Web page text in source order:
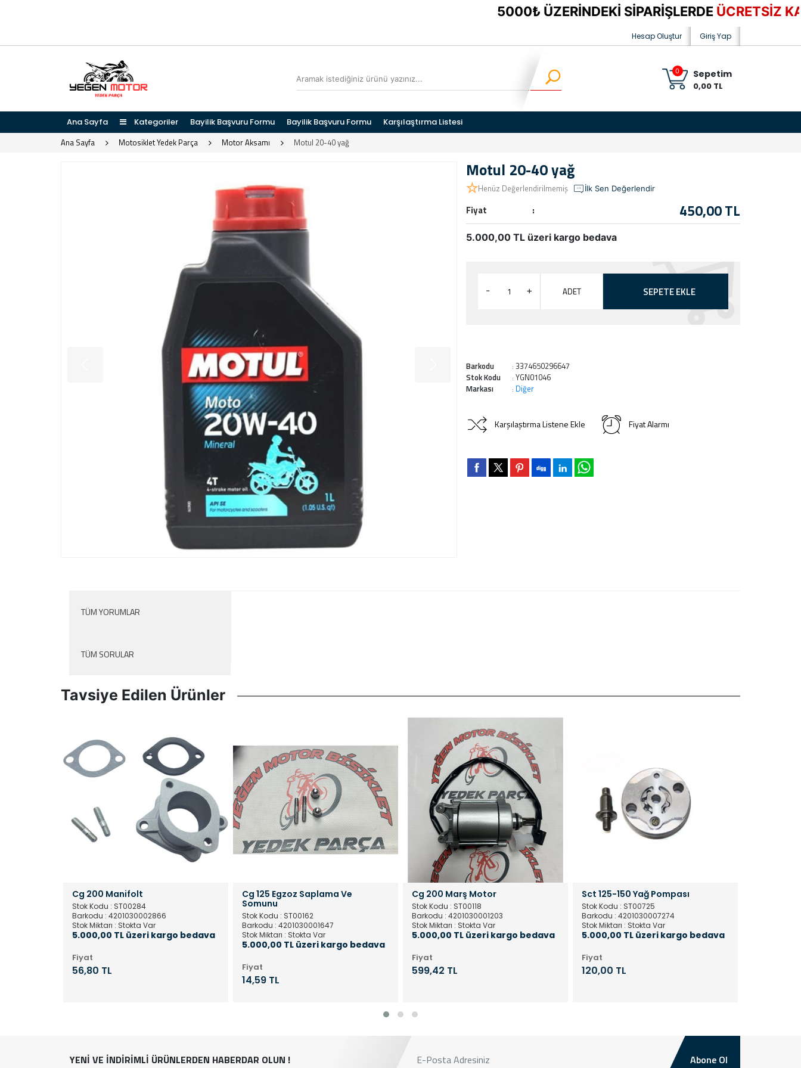
5000₺ ÜZERİNDEKİ SİPARİŞLERDEÜCRETSİZ
Giriş Yap
Hesap Oluştur
0 Sepetim
0,00 TL
Ana Sayfa Kategoriler Bayilik Başvuru Formu Bayilik Başvuru Formu Karşılaştırma Listesi
Ana Sayfa Motosiklet Yedek Parça Motor Aksamı Motul 20-40 yağ
Motul 20-40 yağ
Henüz Değerlendirilmemiş İlk Sen Değerlendir
Fiyat 450,00 TL
5.000,00 TL üzeri kargo bedava
- + ADET SEPETE EKLE
Barkodu : 3374650296647
Stok Kodu
: YGN01046
Markası
: Diğer
Karşılaştırma Listene Ekle Fiyat Alarmı
TÜM YORUMLAR
TÜM SORULAR
Tavsiye Edilen Ürünler
Cg 200 Manifolt
Stok Kodu : ST00284
Barkodu : 4201030002866
Stok Miktarı : Stokta Var
5.000,00 TL üzeri kargo bedava
Fiyat
56,80 TL
Cg 125 Egzoz Saplama Ve
Somunu
Stok Kodu : ST00162
Barkodu : 4201030001647
Stok Miktarı : Stokta Var
5.000,00 TL üzeri kargo bedava
Fiyat
14,59 TL
Cg 200 Marş Motor
Stok Kodu : ST00118
Barkodu : 4201030001203
Stok Miktarı : Stokta Var
5.000,00 TL üzeri kargo bedava
Fiyat
599,42 TL
Sct 125-150 Yağ Pompası
Stok Kodu : ST00725
Barkodu : 4201030007274
Stok Miktarı : Stokta Var
5.000,00 TL üzeri kargo bedava
Fiyat
120,00 TL
YENİ VE İNDİRİMLİ ÜRÜNLERDEN HABERDAR OLUN ! Abone Ol